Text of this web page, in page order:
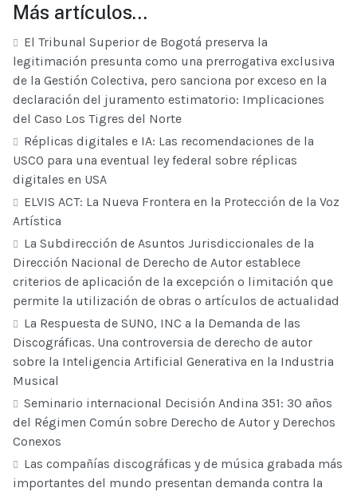
Más artículos…
El Tribunal Superior de Bogotá preserva la
legitimación presunta como una prerrogativa exclusiva
de la Gestión Colectiva, pero sanciona por exceso en la
declaración del juramento estimatorio: Implicaciones
del Caso Los Tigres del Norte
Réplicas digitales e IA: Las recomendaciones de la
USCO para una eventual ley federal sobre réplicas
digitales en USA
ELVIS ACT: La Nueva Frontera en la Protección de la Voz
Artística
La Subdirección de Asuntos Jurisdiccionales de la
Dirección Nacional de Derecho de Autor establece
criterios de aplicación de la excepción o limitación que
permite la utilización de obras o artículos de actualidad
La Respuesta de SUNO, INC a la Demanda de las
Discográficas. Una controversia de derecho de autor
sobre la Inteligencia Artificial Generativa en la Industria
Musical
Seminario internacional Decisión Andina 351: 30 años
del Régimen Común sobre Derecho de Autor y Derechos
Conexos
Las compañías discográficas y de música grabada más
importantes del mundo presentan demanda contra la